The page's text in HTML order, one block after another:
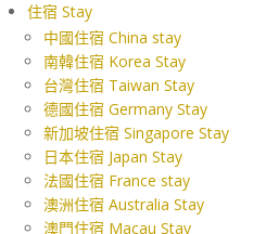
住宿 Stay
中國住宿 China stay
南韓住宿 Korea Stay
台灣住宿 Taiwan Stay
德國住宿 Germany Stay
新加坡住宿 Singapore Stay
日本住宿 Japan Stay
法國住宿 France stay
澳洲住宿 Australia Stay
澳門住宿 Macau Stay